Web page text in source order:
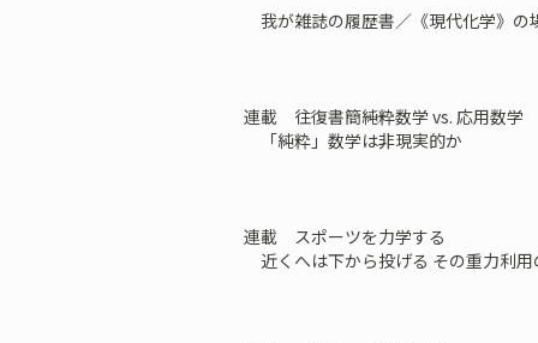
我が雑誌の履歴書／《現代化学》の
連載 往復書簡――純粋数学 vs. 応用数学
「純粋」数学は非現実的か
連載 スポーツを力学する
近くへは下から投げる その重力利用